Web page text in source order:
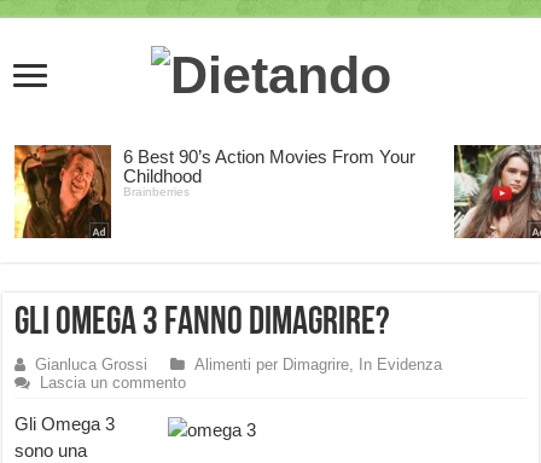
Gli Omega 3 fanno dimagrire?
Gianluca Grossi Alimenti per Dimagrire,
In Evidenza
Lascia un commento
Gli Omega 3
sono una